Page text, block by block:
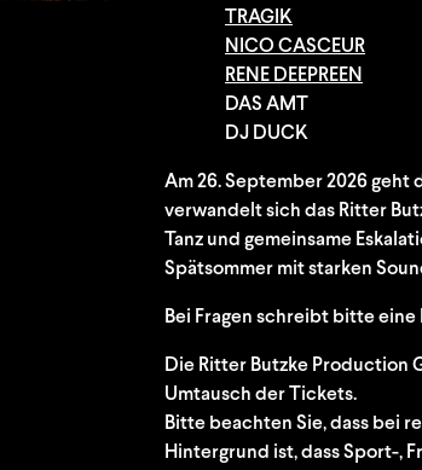
TRAGIK
NICO CASCEUR
RENE DEEPREEN
DAS AMT
DJ DUCK
Am 26. September 2026 geht
verwandelt sich das Ritter
Tanz und gemeinsame
Spätsommer mit starken
Bei Fragen schreibt bitte eine
Die Ritter Butzke Production
Umtausch der Tickets.
Bitte beachten Sie, dass bei
Hintergrund ist, dass Sport-,